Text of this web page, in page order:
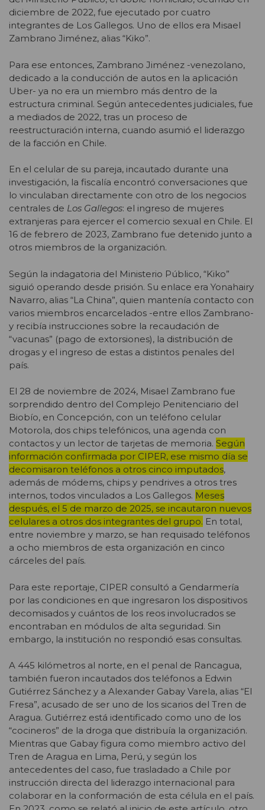
diciembre de 2022, fue ejecutado por cuatro
integrantes de Los Gallegos. Uno de ellos era Misael
Zambrano Jiménez, alias “Kiko”.
Para ese entonces, Zambrano Jiménez -venezolano,
dedicado a la conducción de autos en la aplicación
Uber- ya no era un miembro más dentro de la
estructura criminal. Según antecedentes judiciales, fue
a mediados de 2022, tras un proceso de
reestructuración interna, cuando asumió el liderazgo
de la facción en Chile.
En el celular de su pareja, incautado durante una
investigación, la fiscalía encontró conversaciones que
lo vinculaban directamente con otro de los negocios
centrales de Los Gallegos: el ingreso de mujeres
extranjeras para ejercer el comercio sexual en Chile. El
16 de febrero de 2023, Zambrano fue detenido junto a
otros miembros de la organización.
Según la indagatoria del Ministerio Público, “Kiko”
siguió operando desde prisión. Su enlace era Yonahairy
Navarro, alias “La China”, quien mantenía contacto con
varios miembros encarcelados -entre ellos Zambrano-
y recibía instrucciones sobre la recaudación de
“vacunas” (pago de extorsiones), la distribución de
drogas y el ingreso de estas a distintos penales del
país.
El 28 de noviembre de 2024, Misael Zambrano fue
sorprendido dentro del Complejo Penitenciario del
Biobío, en Concepción, con un teléfono celular
Motorola, dos chips telefónicos, una agenda con
contactos y un lector de tarjetas de memoria. Según
información confirmada por CIPER, ese mismo día se
decomisaron teléfonos a otros cinco imputados,
además de módems, chips y pendrives a otros tres
internos, todos vinculados a Los Gallegos. Meses
después, el 5 de marzo de 2025, se incautaron nuevos
celulares a otros dos integrantes del grupo. En total,
entre noviembre y marzo, se han requisado teléfonos
a ocho miembros de esta organización en cinco
cárceles del país.
Para este reportaje, CIPER consultó a Gendarmería
por las condiciones en que ingresaron los dispositivos
decomisados y cuántos de los reos involucrados se
encontraban en módulos de alta seguridad. Sin
embargo, la institución no respondió esas consultas.
A 445 kilómetros al norte, en el penal de Rancagua,
también fueron incautados dos teléfonos a Edwin
Gutiérrez Sánchez y a Alexander Gabay Varela, alias “El
Fresa”, acusado de ser uno de los sicarios del Tren de
Aragua. Gutiérrez está identificado como uno de los
“cocineros” de la droga que distribuía la organización.
Mientras que Gabay figura como miembro activo del
Tren de Aragua en Lima, Perú, y según los
antecedentes del caso, fue trasladado a Chile por
instrucción directa del liderazgo internacional para
colaborar en la conformación de esta célula en el país.